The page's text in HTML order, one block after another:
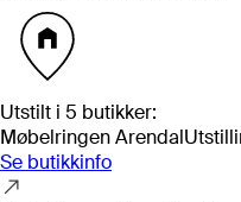
Utstilt i 5 butikker:
Møbelringen Arendal
Se butikkinfo